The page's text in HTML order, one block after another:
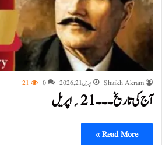
Shaikh Akram اپریل 21, 2026 0
21
آج کی تاریخ۔۔۔21؍اپریل
Read More »